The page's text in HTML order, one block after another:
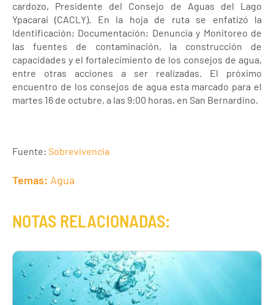
cardozo, Presidente del Consejo de Aguas del Lago
Ypacarai (CACLY). En la hoja de ruta se enfatizó la
Identificación; Documentación; Denuncia y Monitoreo de
las fuentes de contaminación, la construcción de
capacidades y el fortalecimiento de los consejos de agua,
entre otras acciones a ser realizadas. El próximo
encuentro de los consejos de agua esta marcado para el
martes 16 de octubre, a las 9:00 horas, en San Bernardino.
Fuente: Sobrevivencia
Temas: Agua
NOTAS RELACIONADAS: